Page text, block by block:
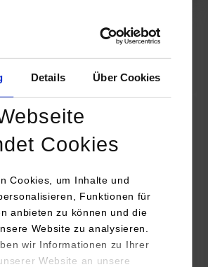
Details Über Cookies
Cookies
Cookies, um Inhalte und
Funktionen für
anbieten zu können und die
Website zu analysieren.
wir Informationen zu Ihrer
Website an unsere
für Studierende
Clean Urban Transportation –
im (sub)urbanen Umfeld
elektrische Antriebe, moderne
und innovative Fahrzeugkonzepte für
in Stadt und…